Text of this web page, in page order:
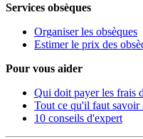
Services obsèques
Organiser les obsèques
Estimer le prix des
Pour vous aider
Qui doit payer les frais
Tout ce qu'il faut savoir
10 conseils d'expert